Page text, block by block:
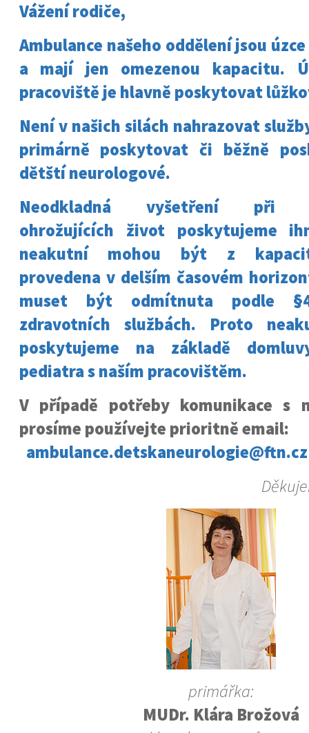
Vážení rodiče,
Ambulance našeho oddělení jsou
a mají jen omezenou kapacitu.
pracoviště je hlavně poskytovat
Není v našich silách nahrazovat
primárně poskytovat či běžně
dětští neurologové.
Neodkladná vyšetření při
ohrožujících život poskytujeme
neakutní mohou být z
provedena v delším časovém
muset být odmítnuta podle
zdravotních službách. Proto
poskytujeme na základě
pediatra s naším pracovištěm.
V případě potřeby komunikace s
prosíme používejte prioritně email:
ambulance.detskaneurologie@ftn.cz
primářka:
MUDr. Klára Brožová